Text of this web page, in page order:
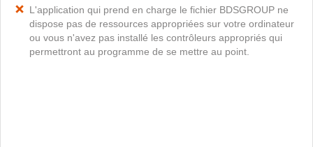
L'application qui prend en charge le fichier BDSGROUP ne
dispose pas de ressources appropriées sur votre ordinateur
ou vous n'avez pas installé les contrôleurs appropriés qui
permettront au programme de se mettre au point.